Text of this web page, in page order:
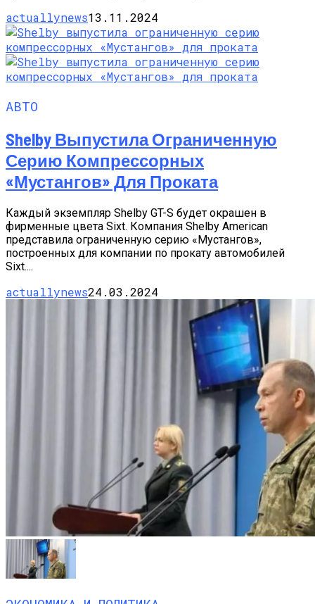
actuallynews13.11.2024
АВТО
Shelby Выпустила Ограниченную
Серию Компрессорных
«Мустангов» Для Проката
Каждый экземпляр Shelby GT-S будет окрашен в
фирменные цвета Sixt. Компания Shelby American
представила ограниченную серию «Мустангов»,
построенных для компании по прокату автомобилей
Sixt....
actuallynews24.03.2024